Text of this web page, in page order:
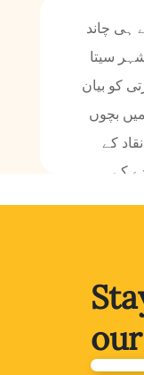
ہی چاند
سیتا
کو بیان
بچوں
کے
کے